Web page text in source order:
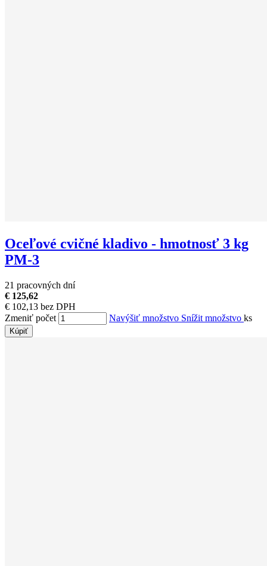
Oceľové cvičné kladivo - hmotnosť 3 kg
PM-3
21 pracovných dní
€ 125,62
€ 102,13 bez DPH
Zmeniť počet
Navýšiť množstvo Snížit množstvo ks
Kúpiť